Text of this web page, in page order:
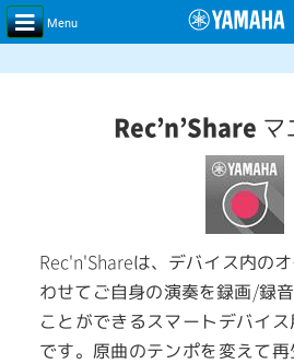
Menu
Rec’n’Share マ
Rec'n'Shareは、デバイス内の
わせてご自身の演奏を録画/録音
ことができるスマートデバイ
です。原曲のテンポを変えて